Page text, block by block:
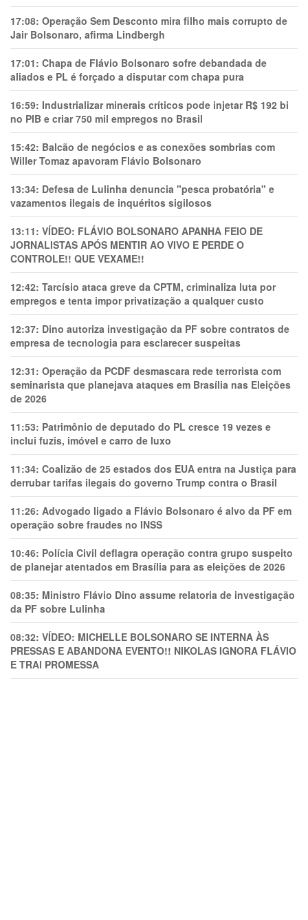
17:08: Operação Sem Desconto mira filho mais corrupto de
Jair Bolsonaro, afirma Lindbergh
17:01: Chapa de Flávio Bolsonaro sofre debandada de
aliados e PL é forçado a disputar com chapa pura
16:59: Industrializar minerais críticos pode injetar R$ 192 bi
no PIB e criar 750 mil empregos no Brasil
15:42: Balcão de negócios e as conexões sombrias com
Willer Tomaz apavoram Flávio Bolsonaro
13:34: Defesa de Lulinha denuncia "pesca probatória" e
vazamentos ilegais de inquéritos sigilosos
13:11: VÍDEO: FLÁVIO BOLSONARO APANHA FEIO DE
JORNALISTAS APÓS MENTIR AO VIVO E PERDE O
CONTROLE!! QUE VEXAME!!
12:42: Tarcísio ataca greve da CPTM, criminaliza luta por
empregos e tenta impor privatização a qualquer custo
12:37: Dino autoriza investigação da PF sobre contratos de
empresa de tecnologia para esclarecer suspeitas
12:31: Operação da PCDF desmascara rede terrorista com
seminarista que planejava ataques em Brasília nas Eleições
de 2026
11:53: Patrimônio de deputado do PL cresce 19 vezes e
inclui fuzis, imóvel e carro de luxo
11:34: Coalizão de 25 estados dos EUA entra na Justiça para
derrubar tarifas ilegais do governo Trump contra o Brasil
11:26: Advogado ligado a Flávio Bolsonaro é alvo da PF em
operação sobre fraudes no INSS
10:46: Polícia Civil deflagra operação contra grupo suspeito
de planejar atentados em Brasília para as eleições de 2026
08:35: Ministro Flávio Dino assume relatoria de investigação
da PF sobre Lulinha
08:32: VÍDEO: MICHELLE BOLSONARO SE INTERNA ÀS
PRESSAS E ABANDONA EVENTO!! NIKOLAS IGNORA FLÁVIO
E TRAl PROMESSA